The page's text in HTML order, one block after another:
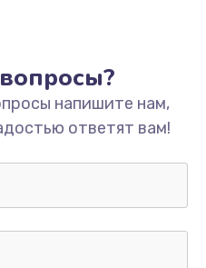
карбюратора
руб.
трубки
напишите нам,
ответят вам!